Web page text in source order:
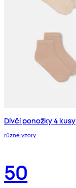
Dívčí ponožky 4 kusy
různé vzory
50